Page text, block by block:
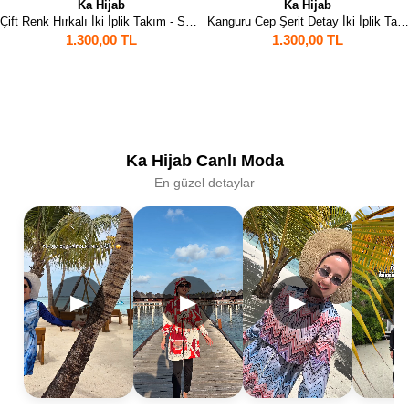
Ka Hijab
Çift Renk Hırkalı İki İplik Takım - Sütlü Kahve
1.300,00 TL
Ka Hijab
Kanguru Cep Şerit Detay İki İplik Takım - Bej
1.300,00 TL
Ka Hijab Canlı Moda
En güzel detaylar
▶ ▶ ▶